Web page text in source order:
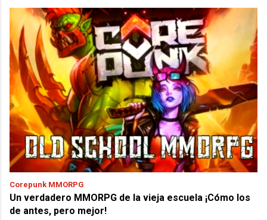
Corepunk MMORPG
Un verdadero MMORPG de la vieja escuela ¡Cómo los
de antes, pero mejor!